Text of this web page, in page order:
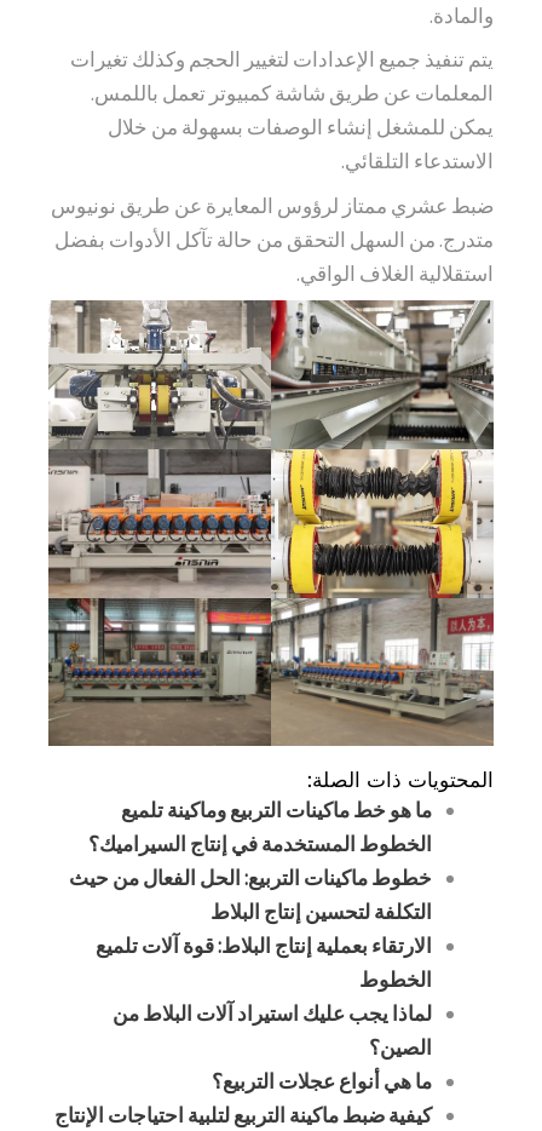
والمادة.
يتم تنفيذ جميع الإعدادات لتغيير الحجم وكذلك تغيرات
المعلمات عن طريق شاشة كمبيوتر تعمل باللمس.
يمكن للمشغل إنشاء الوصفات بسهولة من خلال
الاستدعاء التلقائي.
ضبط عشري ممتاز لرؤوس المعايرة عن طريق نونيوس
متدرج. من السهل التحقق من حالة تآكل الأدوات بفضل
استقلالية الغلاف الواقي.
المحتويات ذات الصلة:
ما هو خط ماكينات التربيع وماكينة تلميع
الخطوط المستخدمة في إنتاج السيراميك؟
خطوط ماكينات التربيع: الحل الفعال من حيث
التكلفة لتحسين إنتاج البلاط
الارتقاء بعملية إنتاج البلاط: قوة آلات تلميع
الخطوط
لماذا يجب عليك استيراد آلات البلاط من
الصين؟
ما هي أنواع عجلات التربيع؟
كيفية ضبط ماكينة التربيع لتلبية احتياجات الإنتاج